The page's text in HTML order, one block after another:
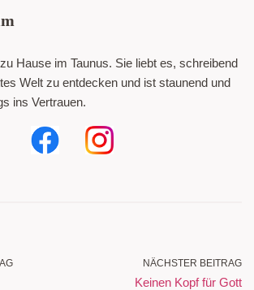
Hause im Taunus. Sie liebt es, schreibend
Welt zu entdecken und ist staunend und
ins Vertrauen.
NÄCHSTER BEITRAG
Keinen Kopf für Gott